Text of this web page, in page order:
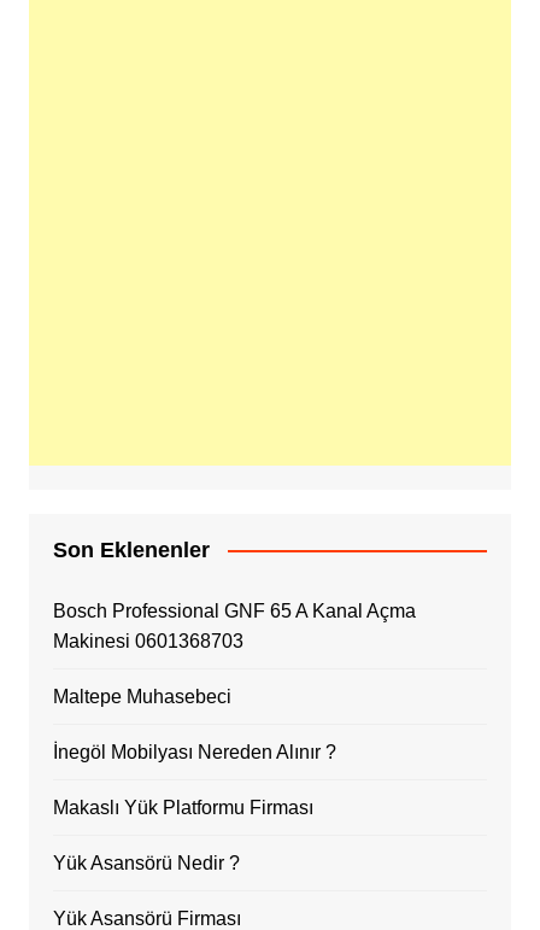
Son Eklenenler
Bosch Professional GNF 65 A Kanal Açma
Makinesi 0601368703
Maltepe Muhasebeci
İnegöl Mobilyası Nereden Alınır ?
Makaslı Yük Platformu Firması
Yük Asansörü Nedir ?
Yük Asansörü Firması